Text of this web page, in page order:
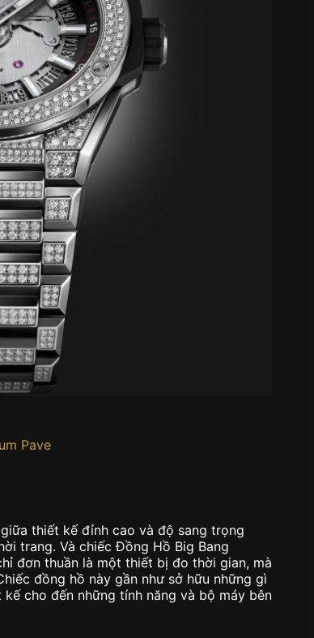
Pave
thiết kế đỉnh cao và độ sang trọng
trang. Và chiếc Đồng Hồ Big Bang
đơn thuần là một thiết bị đo thời gian, mà
đồng hồ này gần như sở hữu những gì
cho đến những tính năng và bộ máy bên